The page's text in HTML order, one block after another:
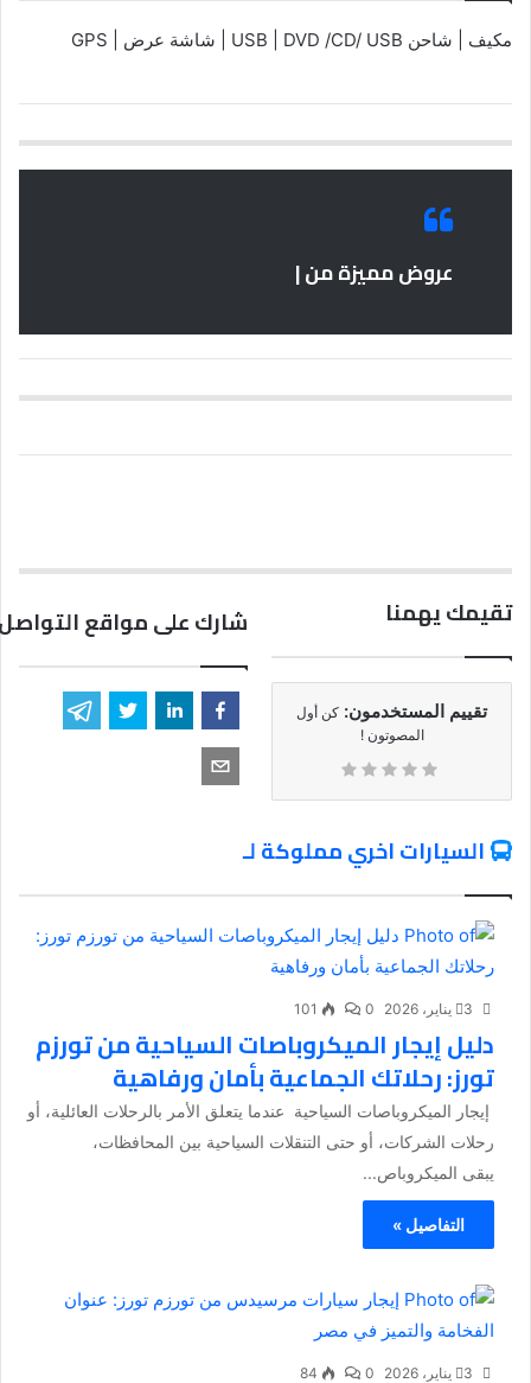
مكيف | شاحن USB | DVD /CD/ USB | شاشة عرض | GPS
عروض مميزة من |
تقيمك يهمنا
تقييم المستخدمون: كن أول
المصوتون !
شارك على مواقع
السيارات اخري مملوكة لـ
3 يناير، 2026 0
101
دليل إيجار الميكروباصات السياحية من تورزم
تورز: رحلاتك الجماعية بأمان ورفاهية
إيجار الميكروباصات السياحية عندما يتعلق الأمر بالرحلات العائلية، أو
رحلات الشركات، أو حتى التنقلات السياحية بين المحافظات،
يبقى الميكروباص...
التفاصيل »
3 يناير، 2026 0
84